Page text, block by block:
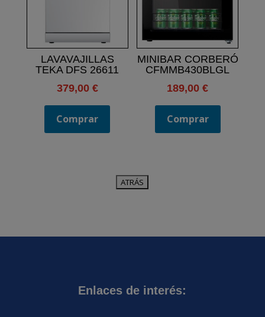
LAVAVAJILLAS
TEKA DFS 26611
379,00 €
Comprar
MINIBAR CORBERÓ
CFMMB430BLGL
189,00€
Comprar
Enlaces de interés: